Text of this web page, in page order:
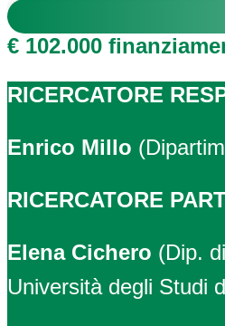
€ 102.000
RICERCATORE
Enrico Millo
RICERCATORE
Elena Cichero (Dip.
Università degli Studi